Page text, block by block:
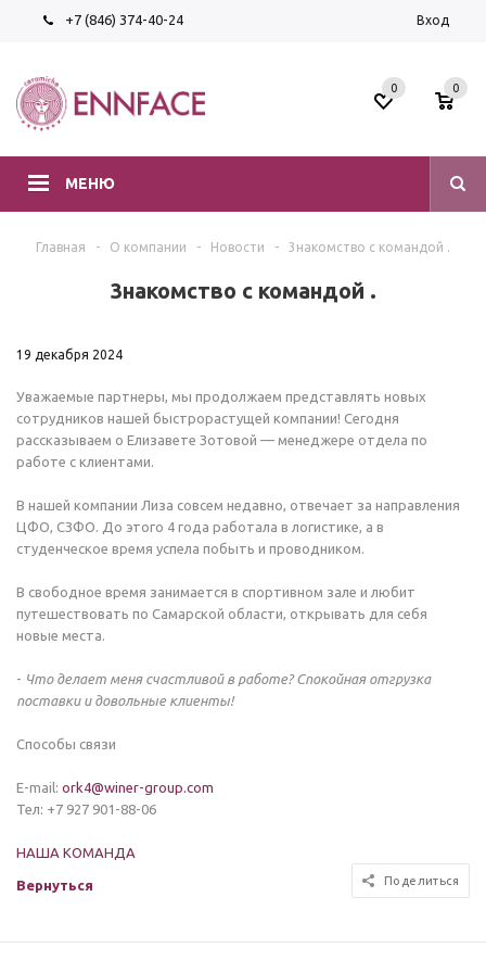
+7 (846) 374-40-24 Вход
МЕНЮ
0 0
Главная - О компании - Новости - 3накомство с командой .
3накомство с командой .
19 декабря 2024
Уважаемые партнеры, мы продолжаем представлять новых
сотрудников нашей быстрорастущей компании! Сегодня
рассказываем о Елизавете Зотовой — менеджере отдела по
работе с клиентами.
В нашей компании Лиза совсем недавно, отвечает за направления
ЦФО, СЗФО. До этого 4 года работала в логистике, а в
студенческое время успела побыть и проводником.
В свободное время занимается в спортивном зале и любит
путешествовать по Самарской области, открывать для себя
новые места.
- Что делает меня счастливой в работе? Спокойная отгрузка
поставки и довольные клиенты!
Способы связи
E-mail: ork4@winer-group.com
Тел: +7 927 901-88-06
НАША КОМАНДА
Вернуться Поделиться